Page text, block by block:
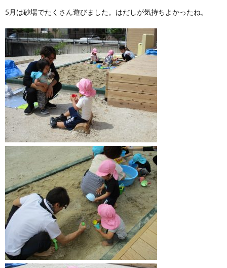
5月は砂場でたくさん遊びました。はだしが気持ちよかったね。